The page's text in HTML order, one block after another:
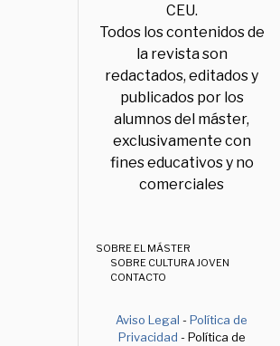
CEU.
Todos los contenidos de
la revista son
redactados, editados y
publicados por los
alumnos del máster,
exclusivamente con
fines educativos y no
comerciales
SOBRE EL MÁSTER
SOBRE CULTURA JOVEN
CONTACTO
Aviso Legal -Política de
Privacidad - Política de